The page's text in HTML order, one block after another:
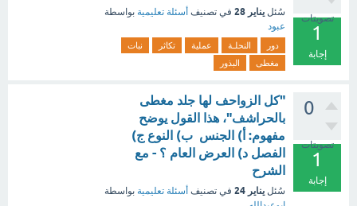
تصويتات
1
إجابة
سُئل يناير 28 في تصنيف أسئلة تعليمية بواسطة
عبود
دور النحلـة عملية تكاثر
نبات
مغطى
البذور
0
تصويتات
1
إجابة
"كل الزواحف لها جلد مغطى
بالحراشف"، هذا القول يوضح
مفهوم: أ) الجنس ب) النوع ج)
الفصل د) العرض العام ؟ - مع
الشرح
سُئل يناير 24 في تصنيف أسئلة تعليمية بواسطة